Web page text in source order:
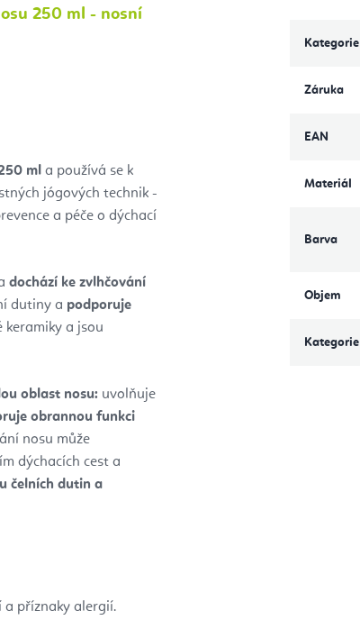
250 ml - nosní
ml a používá se k
jógových technik -
a péče o dýchací
dochází ke zvlhčování
dutiny a podporuje
keramiky a jsou
oblast nosu: uvolňuje
obrannou funkci
nosu může
dýchacích cest a
čelních dutin a
a příznaky alergií.
Kategorie
Záruka
EAN
Materiál
Barva
Objem
Kategorie